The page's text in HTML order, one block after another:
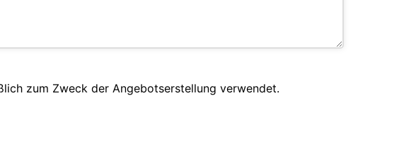
zum Zweck der Angebotserstellung verwendet.